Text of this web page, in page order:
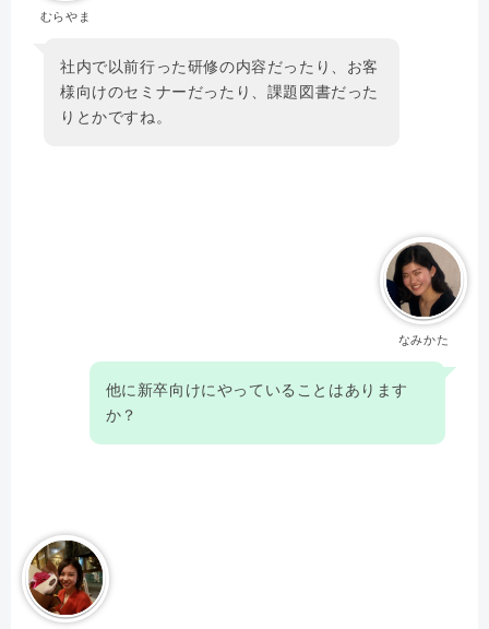
むらやま
社内で以前行った研修の内容だったり、お客
様向けのセミナーだったり、課題図書だった
りとかですね。
なみかた
他に新卒向けにやっていることはあります
か？